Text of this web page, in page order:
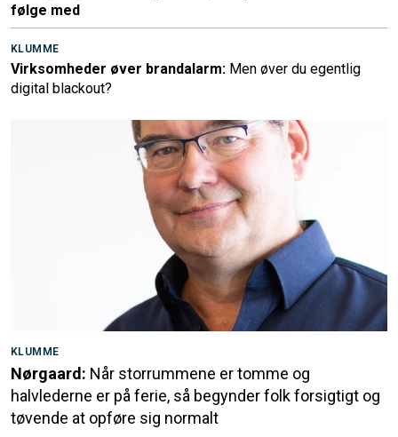
følge med
KLUMME
Virksomheder øver brandalarm: Men øver du egentlig
digital blackout?
KLUMME
Nørgaard: Når storrummene er tomme og
halvlederne er på ferie, så begynder folk forsigtigt og
tøvende at opføre sig normalt